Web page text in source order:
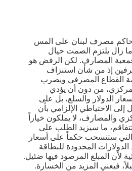
حاكم مصرف لبنان على المس
زال يلتزم الصمت حيال
المصارف. لكن الرفض هو
إذ من شأن استنزاف
القطاع المصرفي ويضرب
من دون أن يؤدي
الدولار والسلع، بل على
الاحتياطي الإلزامي بأن
والمصارف، لا يملكون خياراً
ما سيزيد الطلب على
التي ستنسحب حكماً على أسعار
الدولارات المحدودة للبطاقة
لأن المبلغ المرصود فيها ضئيل.
فيعني المزيد من الخسارة.